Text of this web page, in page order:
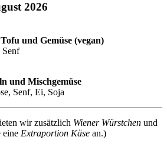
2026
und Gemüse (vegan)
Senf
und Mischgemüse
Senf, Ei, Soja
wir zusätzlich Wiener Würstchen und
eine Extraportion Käse an.)